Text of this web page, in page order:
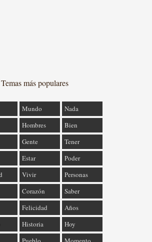
Temas más populares
Mundo
Nada
Hombres
Bien
Gente
Tener
Estar
Poder
Vivir
Personas
Corazón
Saber
Felicidad
Años
Historia
Hoy